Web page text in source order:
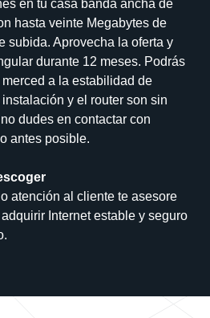
en tu casa banda ancha de
hasta veinte Megabytes de
subida. Aprovecha la oferta y
durante 12 meses. Podrás
a la estabilidad de
y el router son sin
dudes en contactar con
antes posible.
atención al cliente te asesore
Internet estable y seguro